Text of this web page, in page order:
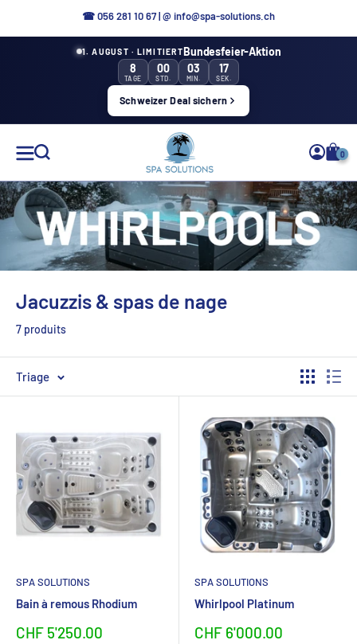
☎ 056 281 10 67|@ info@spa-solutions.ch
1. AUGUST · LIMITIERTBundesfeier-Aktion
8
TAGE
00
STD.
03
MIN.
16
SEK.
Schweizer Deal sichern
FR
Solutions
de
spa
0
Jacuzzis & spas de nage
7 produits
Triage
SPA SOLUTIONS
Bain à remous Rhodium
Sonderpreis
CHF 5'250.00
SPA SOLUTIONS
Whirlpool Platinum
Sonderpreis
CHF 6'000.00